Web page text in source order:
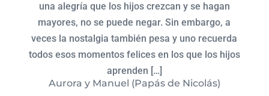
una alegría que los hijos crezcan y se hagan
mayores, no se puede negar. Sin embargo, a
veces la nostalgia también pesa y uno recuerda
todos esos momentos felices en los que los hijos
aprenden […]
Aurora y Manuel (Papás de Nicolás)